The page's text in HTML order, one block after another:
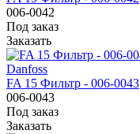
006-0042
Под заказ
Заказать
Danfoss
FA 15 Фильтр - 006-0043
006-0043
Под заказ
Заказать